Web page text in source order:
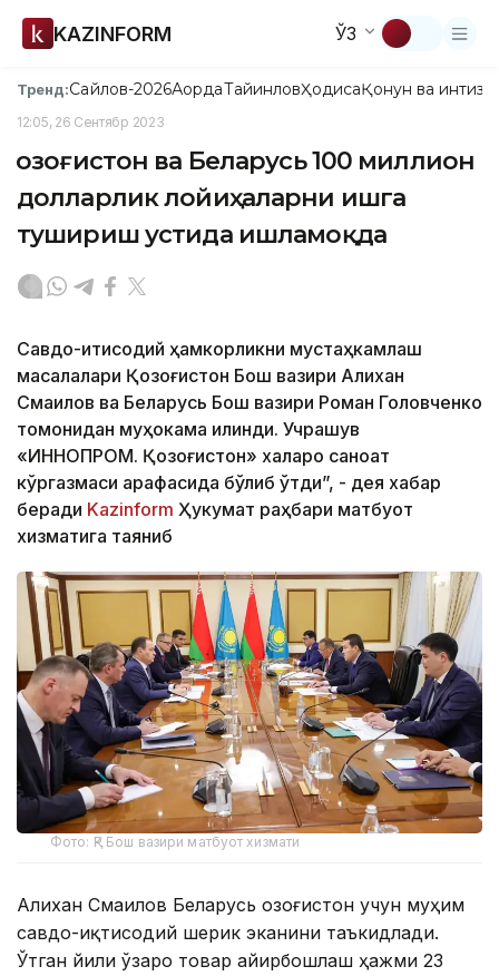
KAZINFORM ЎЗ
Тренд:Сайлов-2026АқордаТайинловҲодисаҚонун ва
12:05, 26 Сентябр 2023
Қозоғистон ва Беларусь 100 миллион
долларлик лойиҳаларни ишга
тушириш устида ишламоқда
Савдо-иқтисодий ҳамкорликни мустаҳкамлаш
масалалари Қозоғистон Бош вазири Aлихан
Смаилов ва Беларусь Бош вазири Роман Головченко
томонидан муҳокама қилинди. Учрашув
«ИННОПРОМ. Қозоғистон» халқаро саноат
кўргазмаси арафасида бўлиб ўтди”, - дея хабар
беради Kazinform Ҳукумат раҳбари матбуот
хизматига таяниб
Фото: ҚР Бош вазири матбуот хизмати
Aлихан Смаилов Беларусь Қозоғистон учун муҳим
савдо-иқтисодий шерик эканини таъкидлади.
Ўтган йили ўзаро товар айирбошлаш ҳажми 23